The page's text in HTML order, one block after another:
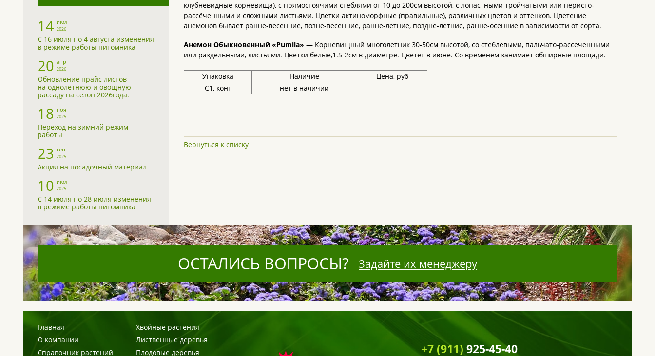
14 июл
2026
С 16 июля по 4 августа изменения
в режиме работы питомника
20 апр
2026
Обновление прайс листов
на однолетнюю и овощную
рассаду на сезон 2026года.
18 ноя
2025
Переход на зимний режим
работы
23 сен
2025
Акция на посадочный материал
10 июл
2025
С 14 июля по 28 июля изменения
в режиме работы питомника
клубневидные корневища), с прямостоячими стеблями от 10 до 200см высотой, с лопастными тройчатыми или перисто-
рассёченными и сложными листьями. Цветки актиноморфные (правильные), различных цветов и оттенков. Цветение
анемонов бывает ранне-весенние, позне-весенние, ранне-летние, поздне-летние, ранне-осенние в зависимости от сорта.
Анемон Обыкновенный «Pumila» — Корневищный многолетник 30-50см высотой, со стеблевыми, пальчато-рассеченными
или раздельными, листьями. Цветки белые,1.5-2см в диаметре. Цветет в июне. Со временем занимает обширные площади.
Упаковка Наличие
Цена, руб
С1, конт
нет в наличии
Вернуться к списку
ОСТАЛИСЬ ВОПРОСЫ? Задайте их менеджеру
Главная
О компании
Справочник растений
Хвойные растения
Лиственные деревья
Плодовые деревья
+7 (911) 925-45-40